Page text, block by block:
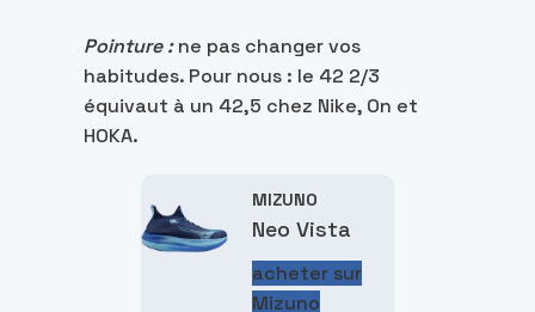
Pointure :ne pas changer vos
habitudes. Pour nous : le 42 2/3
équivaut à un 42,5 chez Nike, On et
HOKA.
MIZUNO
Neo Vista
acheter sur
Mizuno